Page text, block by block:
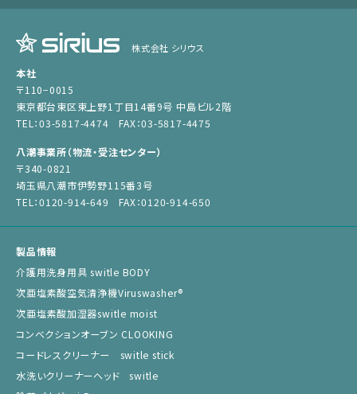
株式会社 シリウス
本社
〒110−0015
東京都台東区東上野1丁目14番9号 中島ビル2階
TEL：03-5817-4474 FAX：03-5817-4475
八潮事業所（物流・受注センター）
〒340-0821
埼玉県八潮市伊勢野115番3号
TEL：0120-914-649 FAX：0120-914-650
製品情報
介護用洗身用具 switle BODY
次亜塩素酸空気清浄機Viruswasher®︎
次亜塩素酸加湿器switle moist
コンベクションオーブン CLOOKING
コードレスクリーナー switle stick
水洗いクリーナーヘッド switle